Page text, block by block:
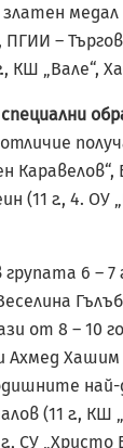
златен
ПГИИ –
КШ „Вале“,
Каравелов“,
(11 г., 4. ОУ
групата 6 – 7
от 8 – 10
Хашим
(11 г., КШ
СУ „Христо